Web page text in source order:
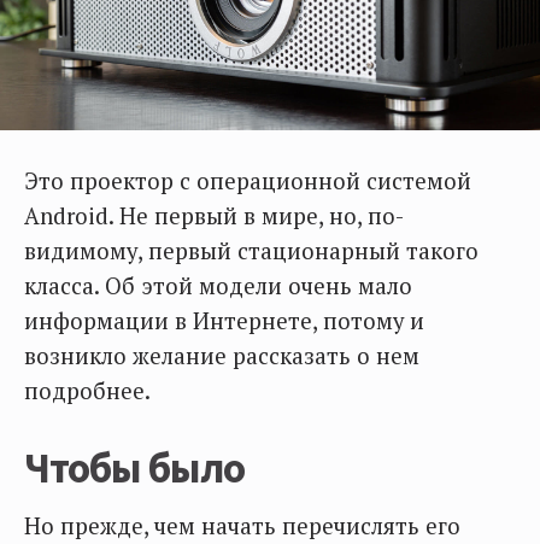
Это проектор с операционной системой
Android. Не первый в мире, но, по-
видимому, первый стационарный такого
класса. Об этой модели очень мало
информации в Интернете, потому и
возникло желание рассказать о нем
подробнее.
Чтобы было
Но прежде, чем начать перечислять его